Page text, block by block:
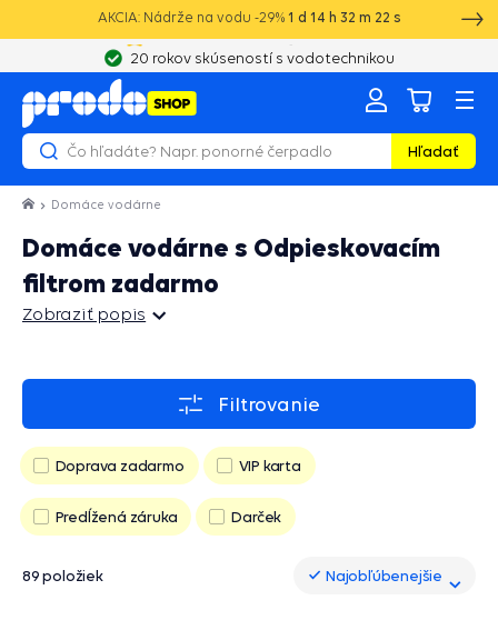
AKCIA: Nádrže na vodu -29% 1 d 14 h 32 m 20 s
20 rokov skúseností s vodotechnikou
Hľadať
Domáce vodárne
Domáce vodárne s Odpieskovacím
filtrom zadarmo
Zobraziť popis
Filtrovanie
Doprava zadarmo VIP karta
Predĺžená záruka Darček
89 položiek Najobľúbenejšie
Najobľúbenejšie